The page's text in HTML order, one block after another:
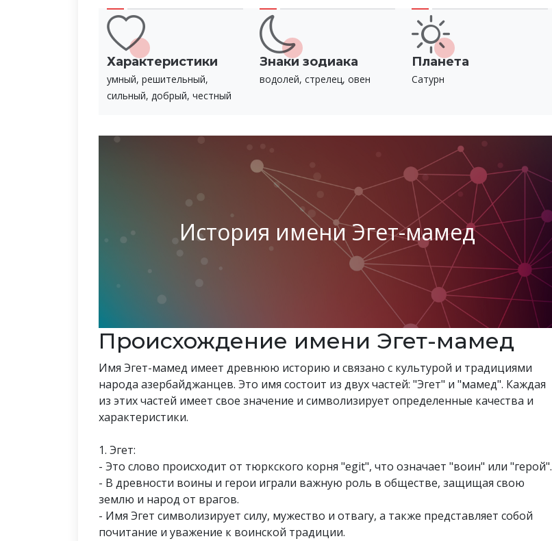
Характеристики
умный, решительный,
сильный, добрый, честный
Знаки зодиака
водолей, стрелец, овен
Планета
Сатурн
История имени Эгет-мамед
Происхождение имени Эгет-мамед
Имя Эгет-мамед имеет древнюю историю и связано с культурой и традициями
народа азербайджанцев. Это имя состоит из двух частей: "Эгет" и "мамед". Каждая
из этих частей имеет свое значение и символизирует определенные качества и
характеристики.
1. Эгет:
- Это слово происходит от тюркского корня "egit", что означает "воин" или "герой".
- В древности воины и герои играли важную роль в обществе, защищая свою
землю и народ от врагов.
- Имя Эгет символизирует силу, мужество и отвагу, а также представляет собой
почитание и уважение к воинской традиции.